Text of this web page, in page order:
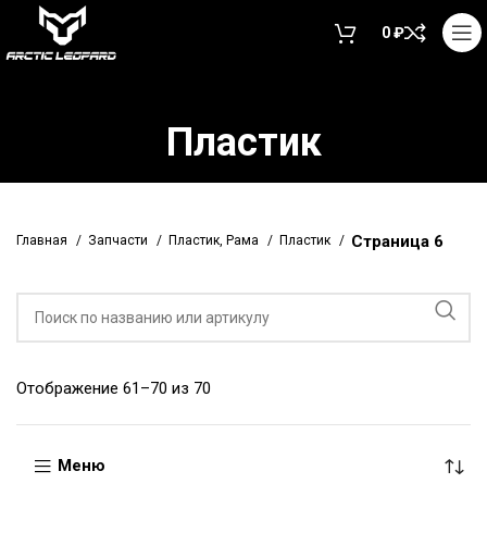
0₽
Пластик
Главная Запчасти Пластик, Рама Пластик Страница 6
Отображение 61–70 из 70
Меню